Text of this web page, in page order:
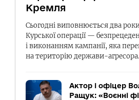
Кремля
Сьогодні виповнюється два
Курської операції —
і виконанням кампанії, яка
на територію держави-
Актор і офіцер
Ращук: «Воєнні